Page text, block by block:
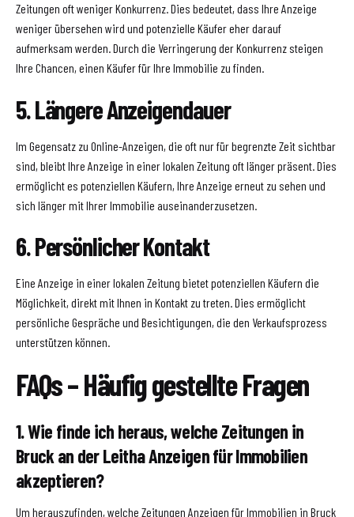
Zeitungen oft weniger Konkurrenz. Dies bedeutet, dass Ihre Anzeige
weniger übersehen wird und potenzielle Käufer eher darauf
aufmerksam werden. Durch die Verringerung der Konkurrenz steigen
Ihre Chancen, einen Käufer für Ihre Immobilie zu finden.
5. Längere Anzeigendauer
Im Gegensatz zu Online-Anzeigen, die oft nur für begrenzte Zeit sichtbar
sind, bleibt Ihre Anzeige in einer lokalen Zeitung oft länger präsent. Dies
ermöglicht es potenziellen Käufern, Ihre Anzeige erneut zu sehen und
sich länger mit Ihrer Immobilie auseinanderzusetzen.
6. Persönlicher Kontakt
Eine Anzeige in einer lokalen Zeitung bietet potenziellen Käufern die
Möglichkeit, direkt mit Ihnen in Kontakt zu treten. Dies ermöglicht
persönliche Gespräche und Besichtigungen, die den Verkaufsprozess
unterstützen können.
FAQs – Häufig gestellte Fragen
1. Wie finde ich heraus, welche Zeitungen in
Bruck an der Leitha Anzeigen für Immobilien
akzeptieren?
Um herauszufinden, welche Zeitungen Anzeigen für Immobilien in Bruck